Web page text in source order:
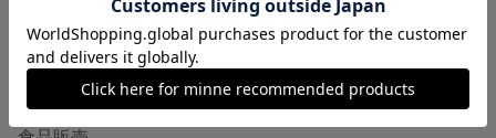
作品販売について
minneで売りたい